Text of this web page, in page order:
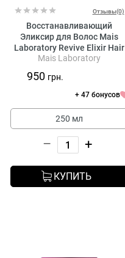
Отзывы(0)
Восстанавливающий
Эликсир для Волос Mais
Laboratory Revive Elixir Hair
Treatment
Mais Laboratory
950 грн.
+ 47 бонусов
250 мл
– +
КУПИТЬ